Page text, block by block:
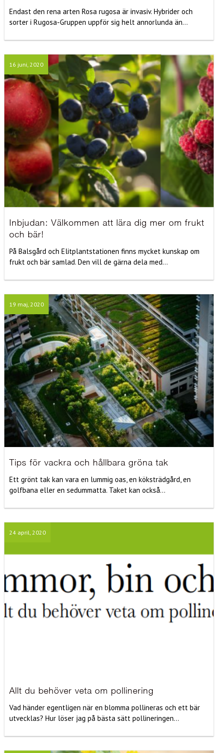
Endast den rena arten Rosa rugosa är invasiv. Hybrider och
sorter i Rugosa-Gruppen uppför sig helt annorlunda än...
16 juni, 2020
Inbjudan: Välkommen att lära dig mer om frukt
och bär!
På Balsgård och Elitplantstationen finns mycket kunskap om
frukt och bär samlad. Den vill de gärna dela med...
19 maj, 2020
Tips för vackra och hållbara gröna tak
Ett grönt tak kan vara en lummig oas, en köksträdgård, en
golfbana eller en sedummatta. Taket kan också...
24 april, 2020
Allt du behöver veta om pollinering
Vad händer egentligen när en blomma pollineras och ett bär
utvecklas? Hur löser jag på bästa sätt pollineringen...